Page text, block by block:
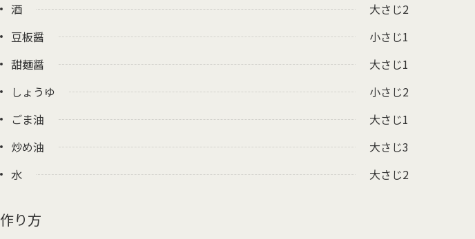
酒
大さじ2
豆板醤
小さじ1
甜麺醤
大さじ1
しょうゆ
小さじ2
ごま油
大さじ1
炒め油
大さじ3
水
大さじ2
作り方